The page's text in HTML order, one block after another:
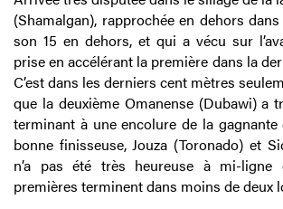
(Shamalgan), rapprochée en dehors
son 15 en dehors, et qui a vécu sur
prise en accélérant la première dans la
C’est dans les derniers cent mètres
que la deuxième Omanense (Dubawi) a
terminant à une encolure de la
bonne finisseuse, Jouza (Toronado) et
n’a pas été très heureuse à mi-ligne
premières terminent dans moins de deux